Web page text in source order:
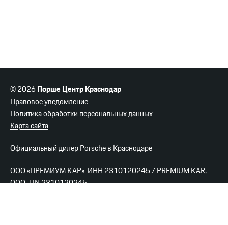
© 2026Порше Центр Краснодар
Правовое уведомление
Политика обработки персональных данных
Карта сайта
Официальный дилер Porsche в Краснодаре
ООО «ПРЕМИУМ КАР» ИНН 2310120245 / PREMIUM KAR,
OOO TIN 2310120245